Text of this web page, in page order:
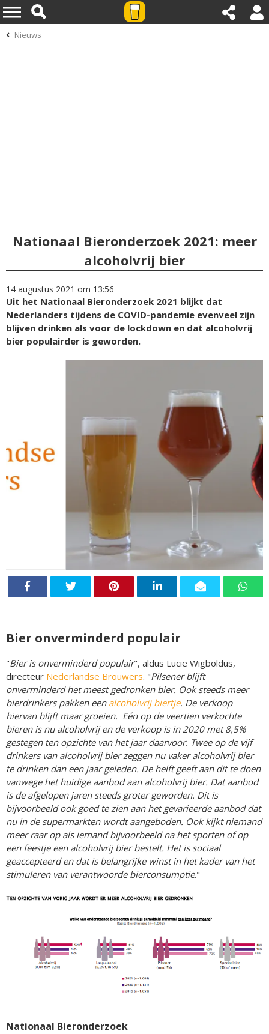
Nieuws
Nationaal Bieronderzoek 2021: meer
alcoholvrij bier
14 augustus 2021 om 13:56
Uit het Nationaal Bieronderzoek 2021 blijkt dat
Nederlanders tijdens de COVID-pandemie evenveel zijn
blijven drinken als voor de lockdown en dat alcoholvrij
bier populairder is geworden.
Bier onverminderd populair
"Bier is onverminderd populair", aldus Lucie Wigboldus,
directeur Nederlandse Brouwers. "Pilsener blijft
onverminderd het meest gedronken bier. Ook steeds meer
bierdrinkers pakken een alcoholvrij biertje. De verkoop
hiervan blijft maar groeien. Eén op de veertien verkochte
bieren is nu alcoholvrij en de verkoop is in 2020 met 8,5%
gestegen ten opzichte van het jaar daarvoor. Twee op de vijf
drinkers van alcoholvrij bier zeggen nu vaker alcoholvrij bier
te drinken dan een jaar geleden. De helft geeft aan dit te doen
vanwege het huidige aanbod aan alcoholvrij bier. Dat aanbod
is de afgelopen jaren steeds groter geworden. Dit is
bijvoorbeeld ook goed te zien aan het gevarieerde aanbod dat
nu in de supermarkten wordt aangeboden. Ook kijkt niemand
meer raar op als iemand bijvoorbeeld na het sporten of op
een feestje een alcoholvrij bier bestelt. Het is sociaal
geaccepteerd en dat is belangrijke winst in het kader van het
stimuleren van verantwoorde bierconsumptie."
Nationaal Bieronderzoek